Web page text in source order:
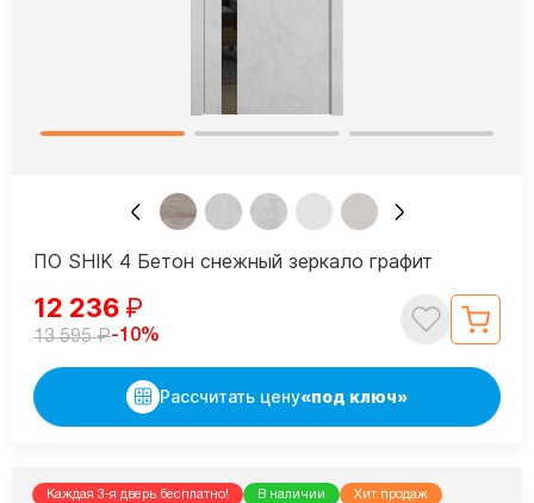
ПО SHIK 4 Бетон снежный зеркало графит
12 236 ₽
13 595₽-10%
Рассчитать цену«под ключ»
Каждая 3-я дверь бесплатно! В наличии Хит продаж